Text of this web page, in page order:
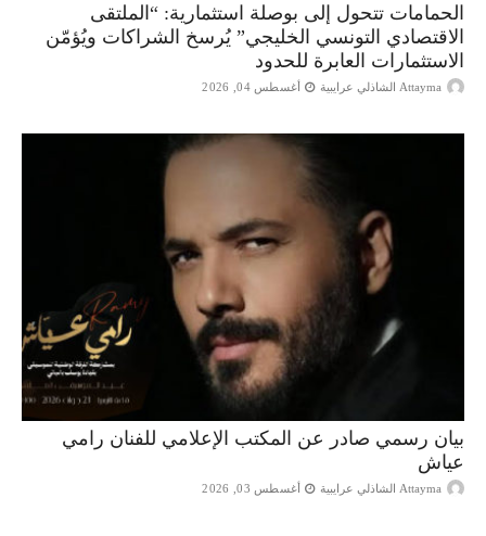
الحمامات تتحول إلى بوصلة استثمارية: “الملتقى
الاقتصادي التونسي الخليجي” يُرسخ الشراكات ويُؤمّن
الاستثمارات العابرة للحدود
Attayma الشاذلي عرايبية أغسطس 04, 2026
بيان رسمي صادر عن المكتب الإعلامي للفنان رامي
عياش
Attayma الشاذلي عرايبية أغسطس 03, 2026